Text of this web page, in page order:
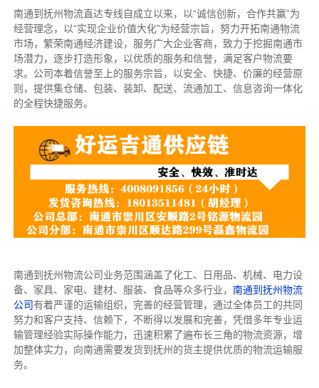
南通到抚州物流直达专线自成立以来，以“诚信创新，合作共赢”为
经营理念，以“实现企业价值大化”为经营宗旨，努力开拓南通物流
市场，繁荣南通经济建设，服务广大企业客商，致力于挖掘南通市
场潜力，逐步打造形象，以优质的服务和信誉，满足客户物流要
求。公司本着信誉至上的服务宗旨，以安全、快捷、价廉的经营原
则，提供集仓储、包装、装卸、配送、流通加工、信息咨询一体化
的全程快捷服务。
南通到抚州物流公司业务范围涵盖了化工、日用品、机械、电力设
备、家具、家电、建材、服装、食品等众多行业， 南通到抚州物流
公司有着严谨的运输组织，完善的经营管理，通过全体员工的共同
努力和客户支持、信赖下，不断得以发展和完善，凭借多年专业运
输管理经验实际操作能力，迅速积累了遍布长三角的物流资源，增
加整体实力，向南通需要发货到抚州的货主提供优质的物流运输服
务。